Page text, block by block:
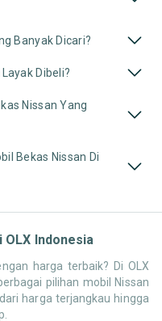
Banyak Dicari?
Dibeli?
Nissan Yang
Bekas Nissan Di
Indonesia
harga terbaik? Di OLX
pilihan mobil Nissan
harga terjangkau hingga